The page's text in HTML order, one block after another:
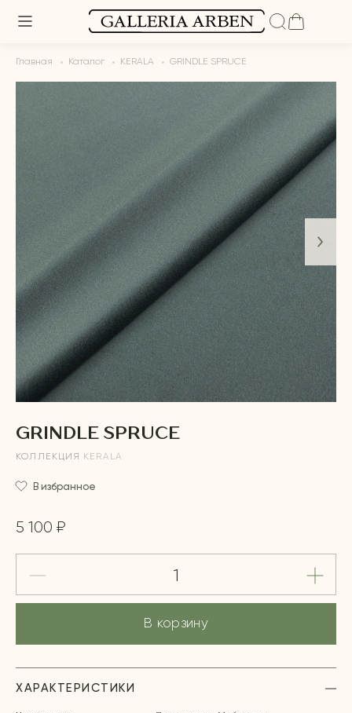
Главная Каталог KERALA GRINDLE SPRUCE
GRINDLE SPRUCE
КОЛЛЕКЦИЯ KERALA
В избранное
5 100 ₽
В корзину
ХАРАКТЕРИСТИКИ